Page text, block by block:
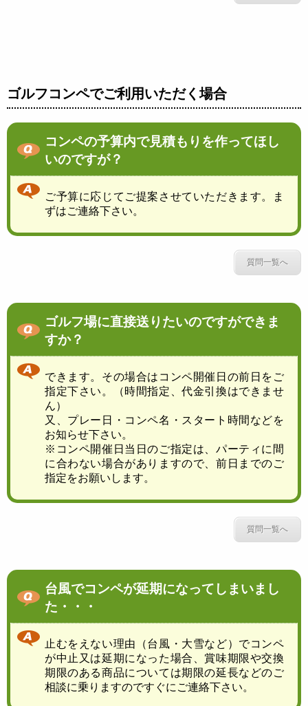
ゴルフコンペでご利用いただく場合
コンペの予算内で見積もりを作ってほし
いのですが？
ご予算に応じてご提案させていただきます。ま
ずはご連絡下さい。
質問一覧へ
ゴルフ場に直接送りたいのですができま
すか？
できます。その場合はコンペ開催日の前日をご
指定下さい。（時間指定、代金引換はできませ
ん）
又、プレー日・コンペ名・スタート時間などを
お知らせ下さい。
※コンペ開催日当日のご指定は、パーティに間
に合わない場合がありますので、前日までのご
指定をお願いします。
質問一覧へ
台風でコンペが延期になってしまいまし
た・・・
止むをえない理由（台風・大雪など）でコンペ
が中止又は延期になった場合、賞味期限や交換
期限のある商品については期限の延長などのご
相談に乗りますのですぐにご連絡下さい。